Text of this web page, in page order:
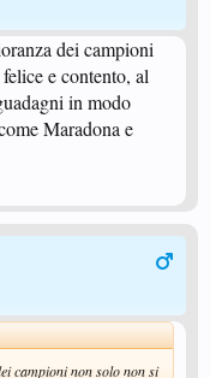
dei campioni
e contento, al
in modo
Maradona e
campioni non solo non si